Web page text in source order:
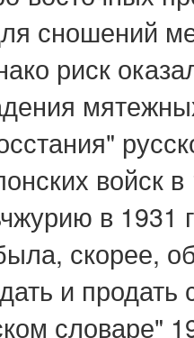
сношений
риск
войск
в
скорее,
и продать
словаре"